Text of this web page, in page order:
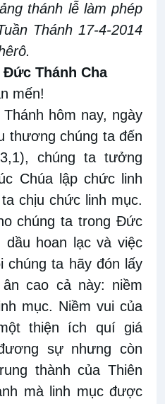
thánh lễ làm phép
Thánh 17-4-2014
Thánh Cha
mến!
hôm nay, ngày
thương chúng ta đến
chúng ta tưởng
Chúa lập chức linh
chịu chức linh mục.
chúng ta trong Đức
dầu hoan lạc và việc
chúng ta hãy đón lấy
cao cả này: niềm
mục. Niềm vui của
thiện ích quí giá
sự nhưng còn
thành của Thiên
mà linh mục được